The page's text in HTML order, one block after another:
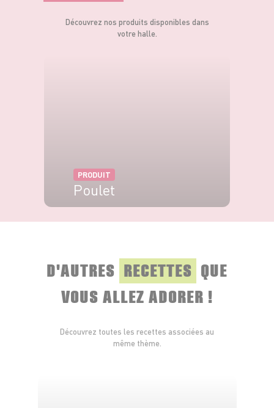
Découvrez nos produits disponibles dans
votre halle.
PRODUIT
Poulet
D'AUTRES RECETTES QUE
VOUS ALLEZ ADORER !
Découvrez toutes les recettes associées au
même thème.